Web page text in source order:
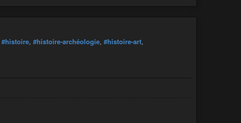
#histoire, #histoire-archéologie, #histoire-art,